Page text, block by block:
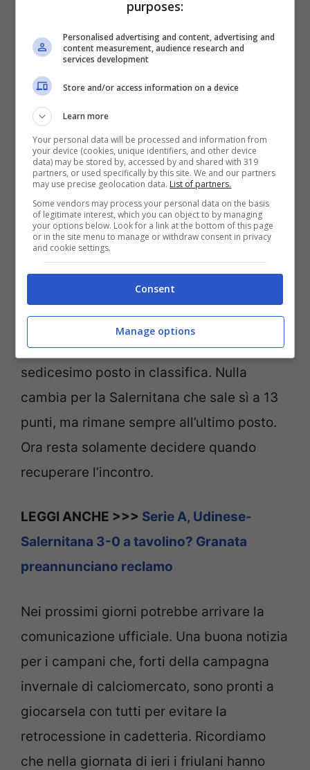
Come riportato in precedenza, la Corte
d’Appellodella FIGC ha deciso di accettare
il ricorso presentato dai campani.Quindi?
Niente più vittoria a tavolino in favore dei
bianconeri e punto restituito al team di
Stefano Colantuono. A questo punto la
classifica cambia eccome visto che
l’Udinese scende a 24 punti e si piazza al
sedicesimo posto in classifica. Nulla
cambia per la Salernitana che sale sì a 13
punti, ma rimane sempre all’ultimo posto.
Ora resta solamente decidere quando
recuperare l’incontro.
LEGGI ANCHE >>> Serie A, Udinese-
Salernitana 3-0 a tavolino? Granata
preannunciano reclamo
Nei prossimi giorni potrebbe arrivare la
comunicazione ufficiale. Una buona notizia
per i campani che, forti della campagna
invernale di calciomercato, sono pronti a
giocarsela con tutti per evitare la
retrocessione in cadetteria. Ricordiamo
che nella giornata di ieri i friulani hanno
purposes:
Personalised advertising and content, advertising and
content measurement, audience research and
services development
Store and/or access information on a device
Learn more
Your personal data will be processed and information from
your device (cookies, unique identifiers, and other device
data) may be stored by, accessed by and shared with 319
partners, or used specifically by this site. We and our partners
may use precise geolocation data. List of partners.
Some vendors may process your personal data on the basis
of legitimate interest, which you can object to by managing
your options below. Look for a link at the bottom of this page
or in the site menu to manage or withdraw consent in privacy
and cookie settings.
Consent
Manage options